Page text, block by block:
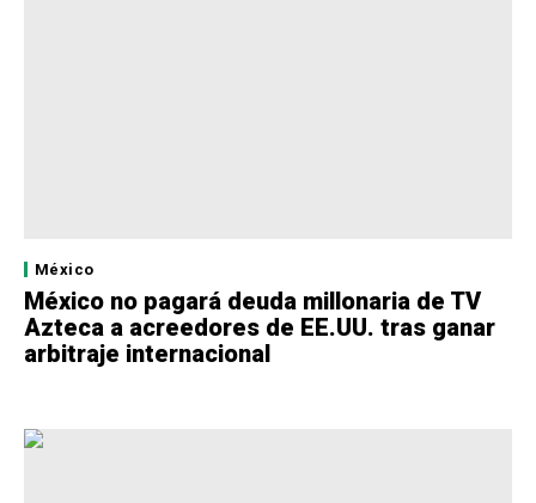
México
México no pagará deuda millonaria de TV
Azteca a acreedores de EE.UU. tras ganar
arbitraje internacional